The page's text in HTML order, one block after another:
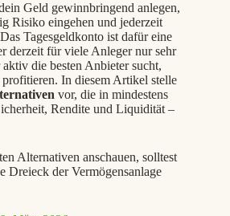
Geld gewinnbringend anlegen,
Risiko eingehen und jederzeit
Tagesgeldkonto ist dafür eine
derzeit für viele Anleger nur sehr
die besten Anbieter sucht,
In diesem Artikel stelle
vor, die in mindestens
Rendite und Liquidität –
Alternativen anschauen, solltest
Dreieck der Vermögensanlage